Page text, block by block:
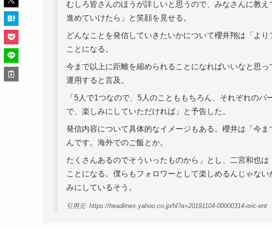
むしろ皆さんのほうが詳しいと思うので、みなさんに教
進めていけたら」と笑顔を見せる。
どんなことを発信していきたいかについて櫻井翔は「よ
ことになる。
今まで以上に距離を縮められることになればいいなと思
運用すると言及。
「5人で1つなので、5人のことももちろん、それぞれの
で、楽しみにしていただければ」と予告した。
発信内容について具体的なイメージもある。櫻井は「今
んです。海外でのご飯とか。
たくさんあるのでそういったものから」とし、二宮和也
ことになる。僕らもフォロワーとして楽しめるんじゃな
みにしているそう。
引用元: https://headlines.yahoo.co.jp/hl?a=20191104-00000314-oric-ent